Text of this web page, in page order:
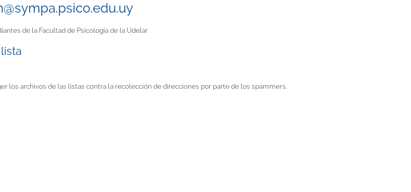
de la Facultad de Psicología de la Udelar
los archivos de las listas contra la recolección de direcciones por parte de los spammers.